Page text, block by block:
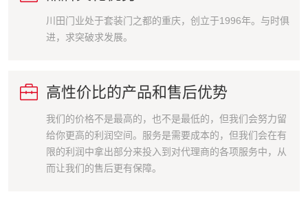
川田门业处于套装门之都的重庆，创立于1996年。与时俱
进，求突破求发展。
 高性价比的产品和售后优势
我们的价格不是最高的，也不是最低的，但我们会努力留
给你更高的利润空间。服务是需要成本的，但我们会在有
限的利润中拿出部分来投入到对代理商的各项服务中，从
而让我们的售后更有保障。